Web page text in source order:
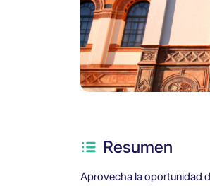
Resumen
Aprovecha la oportunidad